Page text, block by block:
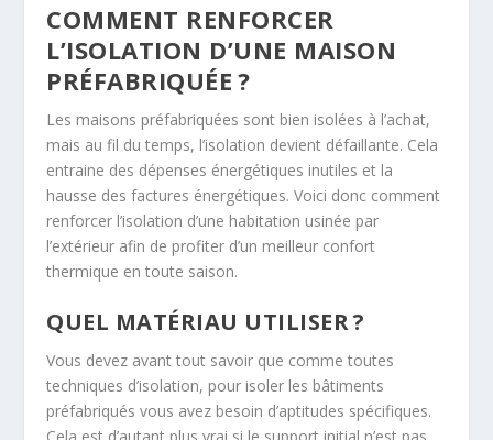
COMMENT RENFORCER
L’ISOLATION D’UNE MAISON
PRÉFABRIQUÉE ?
Les maisons préfabriquées sont bien isolées à l’achat,
mais au fil du temps, l’isolation devient défaillante. Cela
entraine des dépenses énergétiques inutiles et la
hausse des factures énergétiques. Voici donc comment
renforcer l’isolation d’une habitation usinée par
l’extérieur afin de profiter d’un meilleur confort
thermique en toute saison.
QUEL MATÉRIAU UTILISER ?
Vous devez avant tout savoir que comme toutes
techniques d’isolation, pour isoler les bâtiments
préfabriqués vous avez besoin d’aptitudes spécifiques.